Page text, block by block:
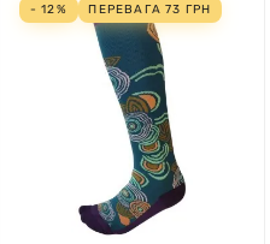
- 12% ПЕРЕВАГА73 ГРН